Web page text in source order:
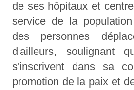
de ses hôpitaux et
service de la
des personnes
d'ailleurs, soulignant
s'inscrivent dans sa
promotion de la paix et